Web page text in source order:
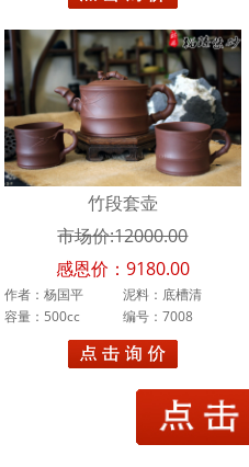
李娅
於成安
陆新君
王文娟
冯建平
蒋利平
竹段套壶
市场价:12000.00
感恩价：9180.00
作者：杨国平
泥料：底槽清
容量：500cc
编号：7008